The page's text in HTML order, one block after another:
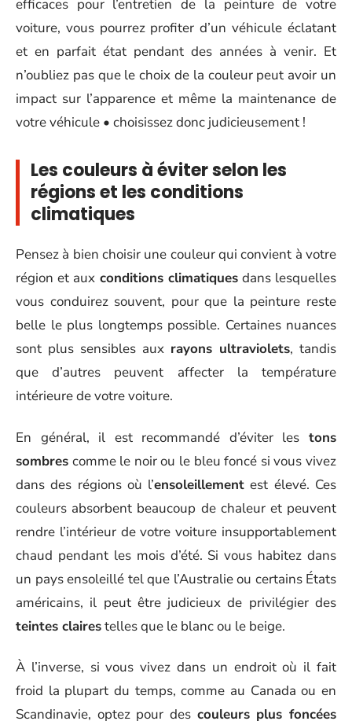
efficaces pour l’entretien de la peinture de votre
voiture, vous pourrez profiter d’un véhicule éclatant
et en parfait état pendant des années à venir. Et
n’oubliez pas que le choix de la couleur peut avoir un
impact sur l’apparence et même la maintenance de
votre véhicule • choisissez donc judicieusement !
Les couleurs à éviter selon les
régions et les conditions
climatiques
Pensez à bien choisir une couleur qui convient à votre
région et aux conditions climatiquesdans lesquelles
vous conduirez souvent, pour que la peinture reste
belle le plus longtemps possible. Certaines nuances
sont plus sensibles aux rayons ultraviolets, tandis
que d’autres peuvent affecter la température
intérieure de votre voiture.
En général, il est recommandé d’éviter les tons
sombres comme le noir ou le bleu foncé si vous vivez
dans des régions où l’ensoleillement est élevé. Ces
couleurs absorbent beaucoup de chaleur et peuvent
rendre l’intérieur de votre voiture insupportablement
chaud pendant les mois d’été. Si vous habitez dans
un pays ensoleillé tel que l’Australie ou certains États
américains, il peut être judicieux de privilégier des
teintes clairestelles que le blanc ou le beige.
À l’inverse, si vous vivez dans un endroit où il fait
froid la plupart du temps, comme au Canada ou en
Scandinavie, optez pour des couleurs plus foncées